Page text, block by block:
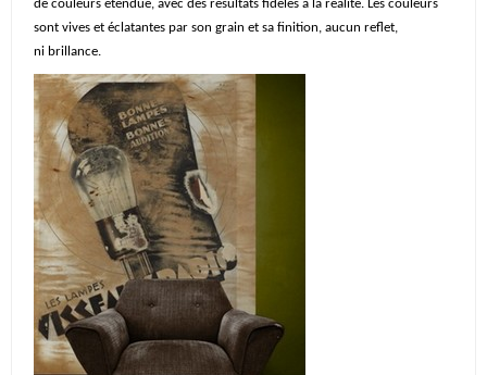
de couleurs étendue, avec des résultats fidèles à la réalité. Les couleurs
sont vives et éclatantes par son grain et sa finition, aucun reflet,
ni brillance.